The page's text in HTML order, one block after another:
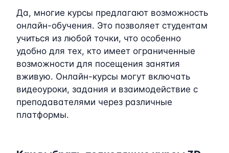
Да, многие курсы предлагают возможность
онлайн-обучения. Это позволяет студентам
учиться из любой точки, что особенно
удобно для тех, кто имеет ограниченные
возможности для посещения занятия
вживую. Онлайн-курсы могут включать
видеоуроки, задания и взаимодействие с
преподавателями через различные
платформы.